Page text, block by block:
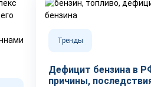
Тренды
Дефицит бензина в
причины,